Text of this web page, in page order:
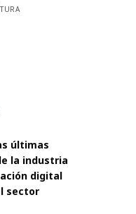
últimas
la industria
digital
sector